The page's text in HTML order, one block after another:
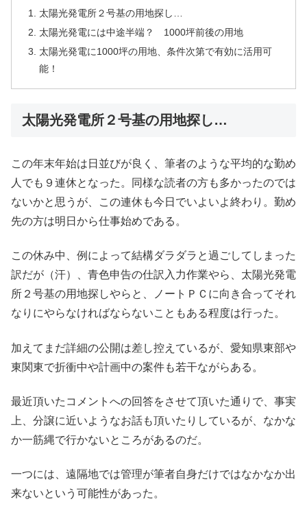
太陽光発電所２号基の用地探し…
太陽光発電には中途半端？ 1000坪前後の用地
太陽光発電に1000坪の用地、条件次第で有効に活用可
能！
太陽光発電所２号基の用地探し…
この年末年始は日並びが良く、筆者のような平均的な勤め
人でも９連休となった。同様な読者の方も多かったのでは
ないかと思うが、この連休も今日でいよいよ終わり。勤め
先の方は明日から仕事始めである。
この休み中、例によって結構ダラダラと過ごしてしまった
訳だが（汗）、青色申告の仕訳入力作業やら、太陽光発電
所２号基の用地探しやらと、ノートＰＣに向き合ってそれ
なりにやらなければならないこともある程度は行った。
加えてまだ詳細の公開は差し控えているが、愛知県東部や
東関東で折衝中や計画中の案件も若干ながらある。
最近頂いたコメントへの回答をさせて頂いた通りで、事実
上、分譲に近いようなお話も頂いたりしているが、なかな
か一筋縄で行かないところがあるのだ。
一つには、遠隔地では管理が筆者自身だけではなかなか出
来ないという可能性があった。